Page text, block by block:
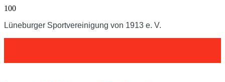
Lüneburger Sportvereinigung von 1913 e. V.